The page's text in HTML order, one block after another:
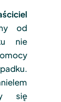
od
nie
się